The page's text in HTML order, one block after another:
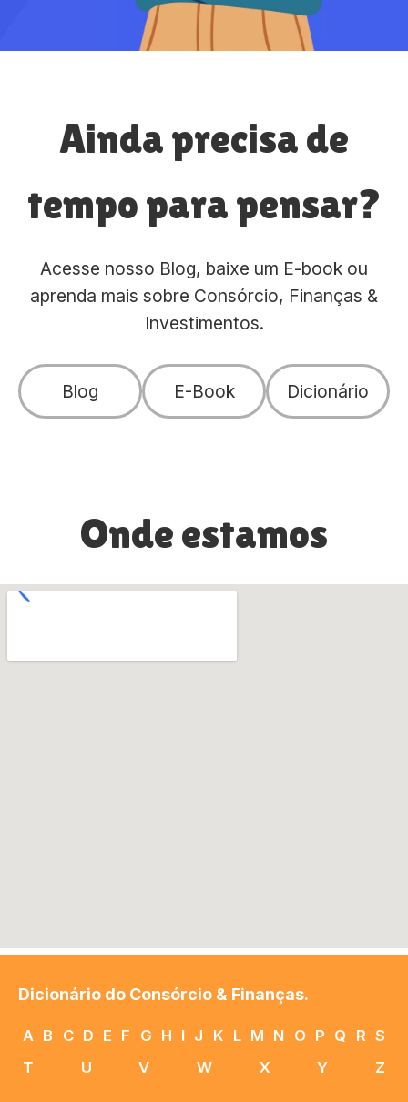
Ainda precisa de
tempo para pensar?
Acesse nosso Blog, baixe um E-book ou
aprenda mais sobre Consórcio, Finanças &
Investimentos.
Blog E-Book Dicionário
Onde estamos
Dicionário do Consórcio & Finanças.
A B C D E F G H I J K L M N O P Q R S
T
U V W X Y Z